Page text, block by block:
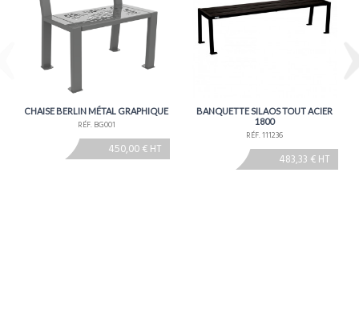
CHAISE BERLIN MÉTAL GRAPHIQUE
RÉF. BG001
450,00 € HT
BANQUETTE SILAOS TOUT ACIER
1800
RÉF. 111236
483,33 € HT